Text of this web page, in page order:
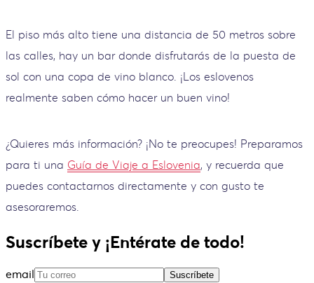
El piso más alto tiene una distancia de 50 metros sobre
las calles, hay un bar donde disfrutarás de la puesta de
sol con una copa de vino blanco. ¡Los eslovenos
realmente saben cómo hacer un buen vino!
¿Quieres más información? ¡No te preocupes! Preparamos
para ti una Guía de Viaje a Eslovenia, y recuerda que
puedes contactarnos directamente y con gusto te
asesoraremos.
Suscríbete y ¡Entérate de todo!
email Suscríbete